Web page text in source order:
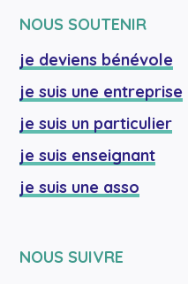
NOUS SOUTENIR
je deviens bénévole
je suis une entreprise
je suis un particulier
je suis enseignant
je suis une asso
NOUS SUIVRE